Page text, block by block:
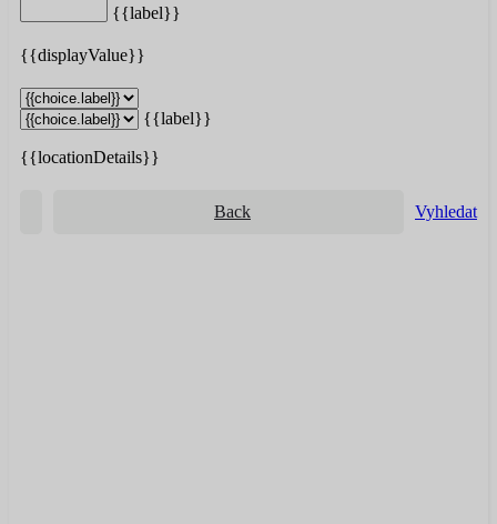
{{label}}
{{displayValue}}
{{label}}
{{locationDetails}}
Vyhledat
Back